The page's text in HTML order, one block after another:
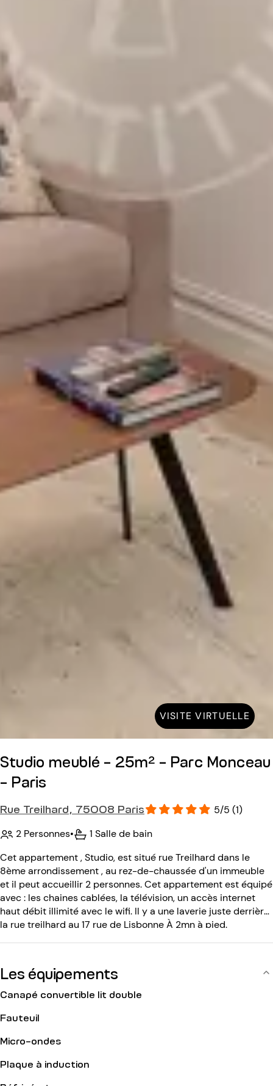
VISITE VIRTUELLE
Studio meublé - 25m² - Parc Monceau
- Paris
Rue Treilhard, 75008 Paris
5/5 (1)
2 Personnes•
1 Salle de bain
Cet appartement , Studio, est situé rue Treilhard dans le
8ème arrondissement , au rez-de-chaussée d'un immeuble
et il peut accueillir 2 personnes. Cet appartement est équipé
avec : les chaines cablées, la télévision, un accès internet
haut débit illimité avec le wifi. Il y a une laverie juste derrière
la rue treilhard au 17 rue de Lisbonne À 2mn à pied.
Les équipements
Canapé convertible lit double
Fauteuil
Micro-ondes
Plaque à induction